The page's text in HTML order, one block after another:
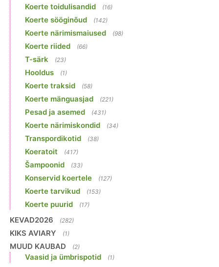
Koerte toidulisandid (16)
Koerte sööginõud (142)
Koerte närimismaiused (98)
Koerte riided (66)
T-särk (23)
Hooldus (1)
Koerte traksid (58)
Koerte mänguasjad (221)
Pesad ja asemed (431)
Koerte närimiskondid (34)
Transpordikotid (38)
Koeratoit (417)
Šampoonid (33)
Konservid koertele (127)
Koerte tarvikud (153)
Koerte puurid (17)
KEVAD2026 (282)
KIKS AVIARY (1)
MUUD KAUBAD (2)
Vaasid ja ümbrispotid (1)